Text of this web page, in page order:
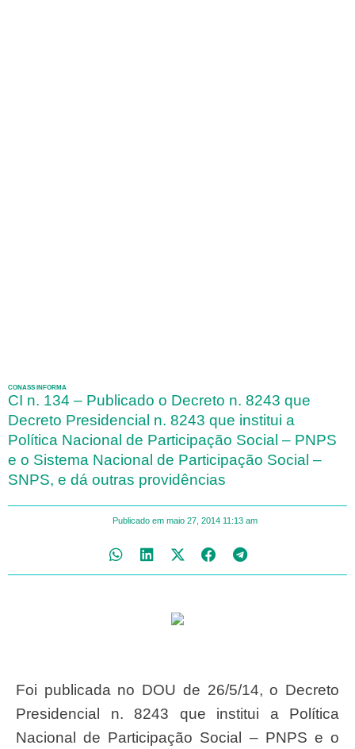
CONASS INFORMA
CI n. 134 – Publicado o Decreto n. 8243 que
Decreto Presidencial n. 8243 que institui a
Política Nacional de Participação Social – PNPS
e o Sistema Nacional de Participação Social –
SNPS, e dá outras providências
Publicado em maio 27, 2014 11:13 am
Foi publicada no DOU de 26/5/14, o Decreto
Presidencial n. 8243 que institui a Política
Nacional de Participação Social – PNPS e o